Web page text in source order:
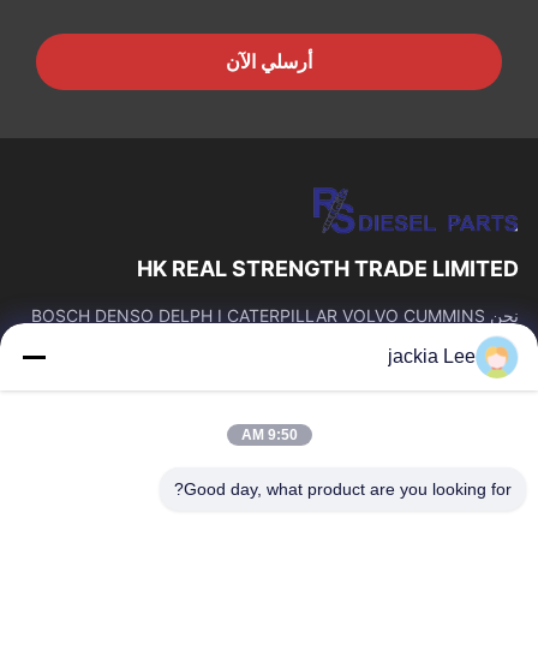
أرسلي الآن
HK REAL STRENGTH TRADE LIMITED
نحن BOSCH DENSO DELPH I CATERPILLAR VOLVO CUMMINS
9523.
روابط سريعة
المنتجات
حولنا
جولة في المصنع
jackia Lee
9:50 AM
Good day, what product are you looking for?